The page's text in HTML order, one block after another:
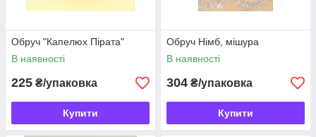
Обруч "Капелюх Пірата"
В наявності
225 ₴/упаковка
Купити
Обруч Німб, мішура
В наявності
304 ₴/упаковка
Купити